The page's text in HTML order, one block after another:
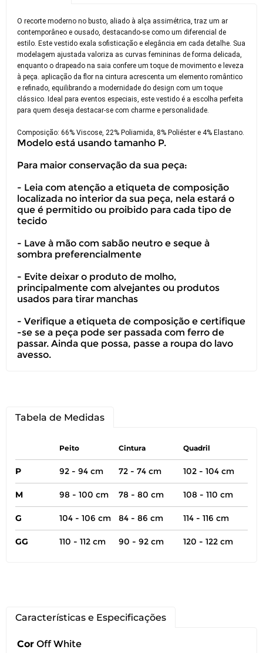
O recorte moderno no busto, aliado à alça assimétrica, traz um ar
contemporâneo e ousado, destacando-se como um diferencial de
estilo. Este vestido exala sofisticação e elegância em cada detalhe. Sua
modelagem ajustada valoriza as curvas femininas de forma delicada,
enquanto o drapeado na saia confere um toque de movimento e leveza
à peça. aplicação da flor na cintura acrescenta um elemento romântico
e refinado, equilibrando a modernidade do design com um toque
clássico. Ideal para eventos especiais, este vestido é a escolha perfeita
para quem deseja destacar-se com charme e personalidade.
Composição: 66% Viscose, 22% Poliamida, 8% Poliéster e 4% Elastano.
Modelo está usando tamanho P.
Para maior conservação da sua peça:
- Leia com atenção a etiqueta de composição
localizada no interior da sua peça, nela estará o
que é permitido ou proibido para cada tipo de
tecido
- Lave à mão com sabão neutro e seque à
sombra preferencialmente
- Evite deixar o produto de molho,
principalmente com alvejantes ou produtos
usados para tirar manchas
- Verifique a etiqueta de composição e certifique
-se se a peça pode ser passada com ferro de
passar. Ainda que possa, passe a roupa do lavo
avesso.
Tabela de Medidas
Peito Cintura Quadril
P 92 - 94 cm 72 - 74 cm 102 - 104 cm
M 98 - 100 cm 78 - 80 cm 108 - 110 cm
G 104 - 106 cm 84 - 86 cm 114 - 116 cm
GG 110 - 112 cm 90 - 92 cm 120 - 122 cm
Características e Especificações
Cor Off White